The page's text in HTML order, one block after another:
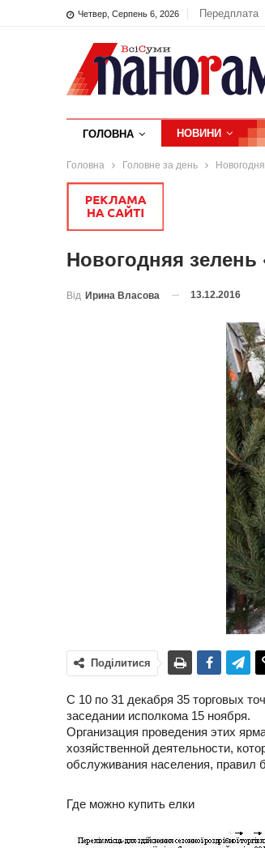
Четвер, Серпень 6, 2026 Передплата
ГОЛОВНА НОВИНИ
Головна Головне за день
Новогодняя зелень
Від Ирина Власова 13.12.2016
Поділитися
С 10 по 31 декабря 35 торговых
заседании исполкома 15 ноября.
Организация проведения этих
хозяйственной деятельности,
обслуживания населения, правил
Где можно купить елки